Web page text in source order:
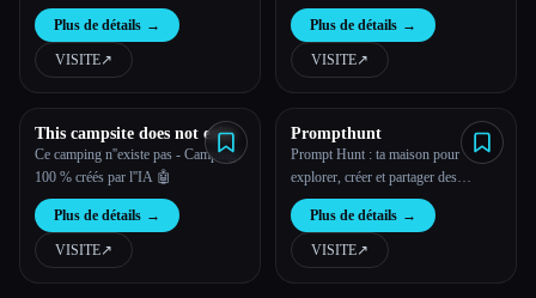
créatifs
Plus de détails →
VISITE↗︎
ThumbSnap - Hébergement gratuit
de photos et de vidéos
Plus de détails →
VISITE↗︎
This campsite does not exist
Ce camping n''existe pas - Campings
100 % créés par l''IA 🤖
Plus de détails →
VISITE↗︎
Prompthunt
Prompt Hunt : ta maison pour
explorer, créer et partager des
œuvres d''art basées sur l''IA
Plus de détails →
VISITE↗︎